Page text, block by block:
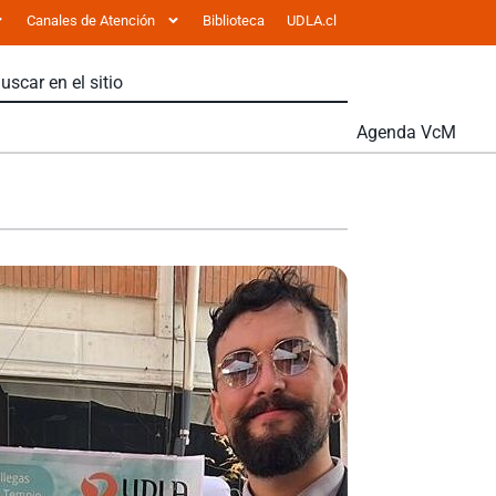
Canales de Atención Biblioteca UDLA.cl
Agenda VcM